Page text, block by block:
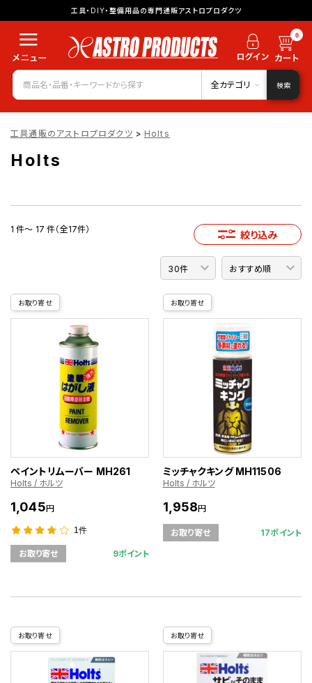
工具・DIY・整備用品の専門通販アストロプロダクツ
0
全カテゴリ 検索
工具通販のアストロプロダクツ > Holts
Holts
1 件～ 17 件（全17件） 絞り込み
お取り寄せ
ペイントリムーバー MH261
Holts / ホルツ
1,045円
1件
お取り寄せ 9ポイント
お取り寄せ
ミッチャクキング MH11506
Holts / ホルツ
1,958円
お取り寄せ 17ポイント
お取り寄せ お取り寄せ